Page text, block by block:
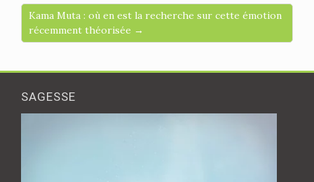
Kama Muta : où en est la recherche sur cette émotion
récemment théorisée →
SAGESSE